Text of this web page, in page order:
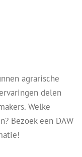
agrarische
delen
Welke
Bezoek een DAW